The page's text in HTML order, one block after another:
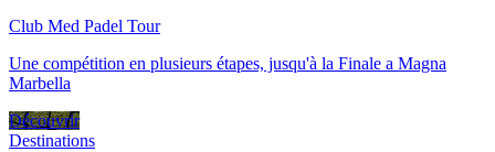
Club Med Padel Tour
Une compétition en plusieurs étapes, jusqu'à la Finale a Magna
Marbella
Découvrir
Destinations